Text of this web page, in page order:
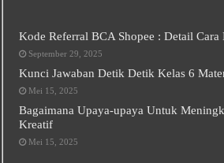
Kode Referral BCA Shopee : Detail Cara
September 29, 2025
Kunci Jawaban Detik Detik Kelas 6
Mei 15, 2025
Bagaimana Upaya-upaya Untuk
Kreatif
Mei 15, 2025